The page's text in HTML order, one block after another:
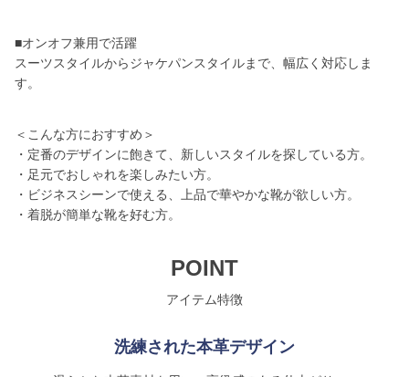
■オンオフ兼用で活躍
スーツスタイルからジャケパンスタイルまで、幅広く対応しま
す。
＜こんな方におすすめ＞
・定番のデザインに飽きて、新しいスタイルを探している方。
・足元でおしゃれを楽しみたい方。
・ビジネスシーンで使える、上品で華やかな靴が欲しい方。
・着脱が簡単な靴を好む方。
POINT
アイテム特徴
洗練された本革デザイン